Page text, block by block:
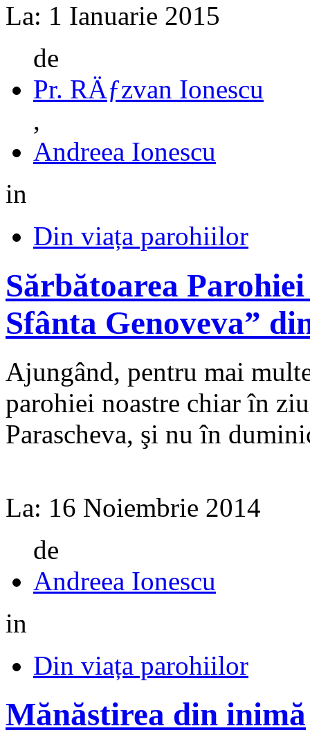
La: 1 Ianuarie 2015
de
Pr. RÄƒzvan Ionescu
,
Andreea Ionescu
in
Din viața parohiilor
Sărbătoarea
Sfânta Genoveva”
Ajungând, pentru mai
paro­hiei noastre chiar în
Parascheva, şi nu în
La: 16 Noiembrie 2014
de
Andreea Ionescu
in
Din viața parohiilor
Mănăstirea din inimă